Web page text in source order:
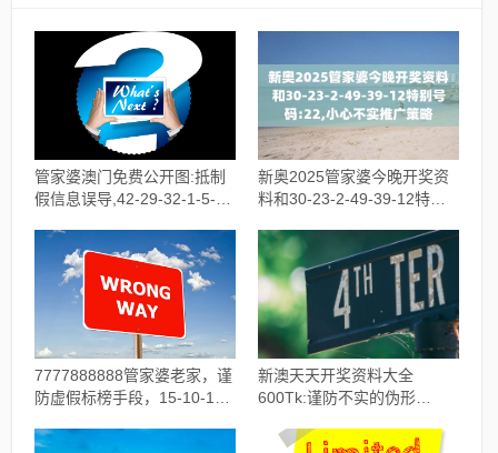
管家婆澳门免费公开图:抵制
假信息误导,42-29-32-1-5-14
新奥2025管家婆今晚开奖资
料和30-23-2-49-39-12特别
7777888888管家婆老家，谨
防虚假标榜手段，15-10-19-
新澳天天开奖资料大全
600Tk:谨防不实的伪形
码:28